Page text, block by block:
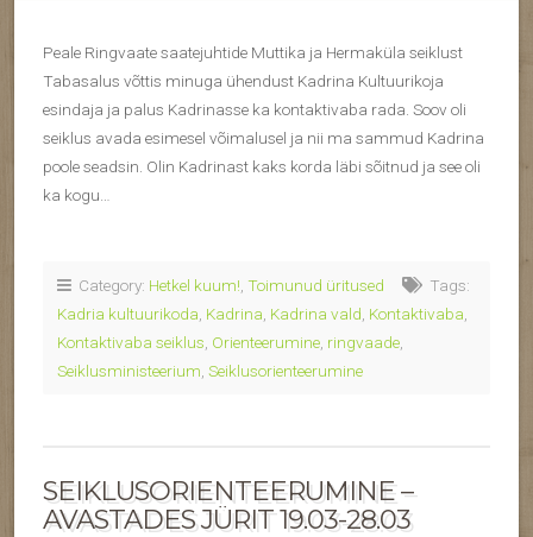
Peale Ringvaate saatejuhtide Muttika ja Hermaküla seiklust
Tabasalus võttis minuga ühendust Kadrina Kultuurikoja
esindaja ja palus Kadrinasse ka kontaktivaba rada. Soov oli
seiklus avada esimesel võimalusel ja nii ma sammud Kadrina
poole seadsin. Olin Kadrinast kaks korda läbi sõitnud ja see oli
ka kogu…
Category: Hetkel kuum! Toimunud üritused
Tags:
Kadria kultuurikoda Kadrina Kadrina vald Kontaktivaba
Kontaktivaba seiklus Orienteerumine ringvaade
Seiklusministeerium Seiklusorienteerumine
SEIKLUSORIENTEERUMINE –
AVASTADES JÜRIT 19.03-28.03